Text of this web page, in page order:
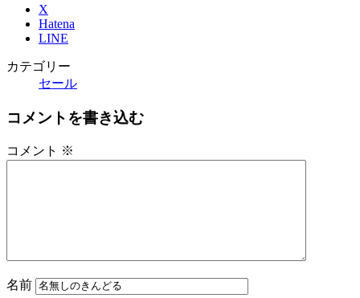
X
Hatena
LINE
カテゴリー
セール
コメントを書き込む
コメント ※
名前